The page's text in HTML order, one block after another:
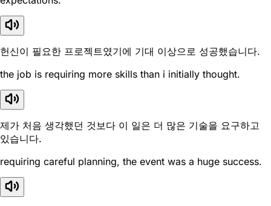
헌신이 필요한 프로젝트였기에 기대 이상으로 성공했습니다.
the job is requiring more skills than i initially thought.
제가 처음 생각했던 것보다 이 일은 더 많은 기술을 요구하고
있습니다.
requiring careful planning, the event was a huge success.